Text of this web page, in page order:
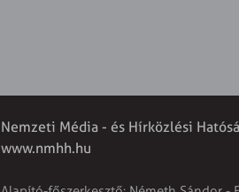
Nemzeti Média - és Hírközlési
www.nmhh.hu